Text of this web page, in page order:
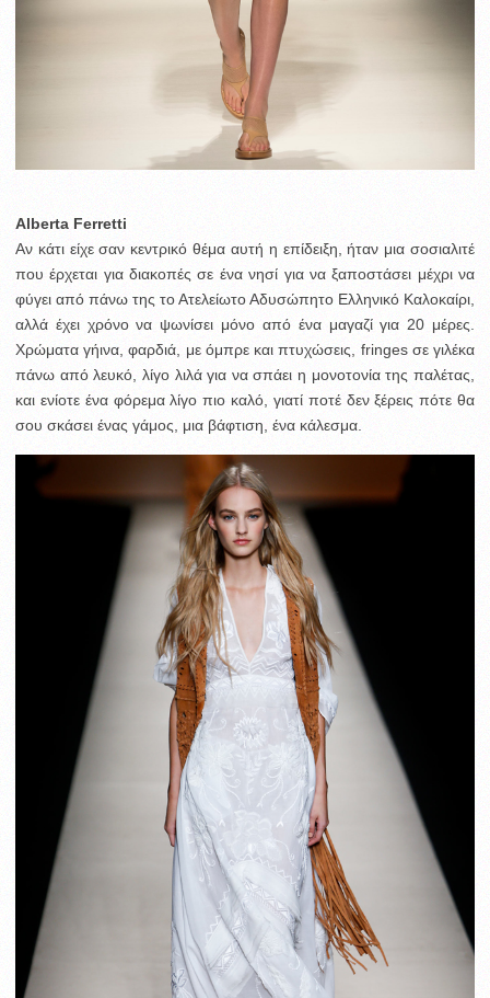
Αlberta Ferretti
Αν κάτι είχε σαν κεντρικό θέμα αυτή η επίδειξη, ήταν μια σοσιαλιτέ
που έρχεται για διακοπές σε ένα νησί για να ξαποστάσει μέχρι να
φύγει από πάνω της το Ατελείωτο Αδυσώπητο Ελληνικό Καλοκαίρι,
αλλά έχει χρόνο να ψωνίσει μόνο από ένα μαγαζί για 20 μέρες.
Χρώματα γήινα, φαρδιά, με όμπρε και πτυχώσεις, fringes σε γιλέκα
πάνω από λευκό, λίγο λιλά για να σπάει η μονοτονία της παλέτας,
και ενίοτε ένα φόρεμα λίγο πιο καλό, γιατί ποτέ δεν ξέρεις πότε θα
σου σκάσει ένας γάμος, μια βάφτιση, ένα κάλεσμα.